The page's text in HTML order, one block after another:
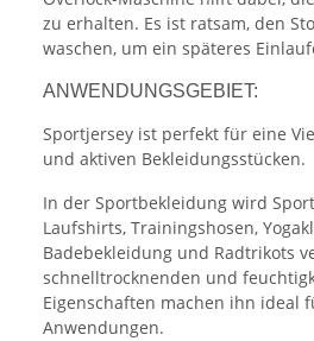
zu erhalten. Es ist ratsam, den
waschen, um ein späteres
ANWENDUNGSGEBIET:
Sportjersey ist perfekt für eine
und aktiven Bekleidungsstücken.
In der Sportbekleidung wird
Laufshirts, Trainingshosen,
Badebekleidung und Radtrikots
schnelltrocknenden und
Eigenschaften machen ihn ideal
Anwendungen.